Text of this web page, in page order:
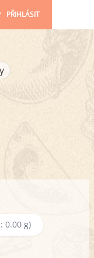
PŘIHLÁSIT
0.00 g)